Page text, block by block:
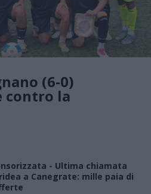
(6-0)
contro la
- Ultima chiamata
a Canegrate: mille paia di